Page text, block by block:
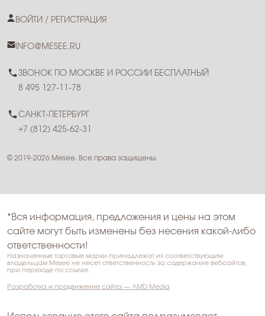
ВОЙТИ / РЕГИСТРАЦИЯ
INFO@MESEE.RU
ЗВОНОК ПО МОСКВЕ И РОССИИ БЕСПЛАТНЫЙ
8 495 127-11-78
САНКТ-ПЕТЕРБУРГ
+7 (812) 425-62-31
© 2019-2026 Mesee. Все права защищены.
*Вся информация, предложения и цены на этом
сайте могут быть изменены без несения какой-либо
ответственности!
Назначенные торговые марки принадлежат их соответствующим
владельцам.Mesee не несет ответственность за содержание вебсайтов,
при переходе по ссылке.
Разработка и продвижение сайта — AMD Media